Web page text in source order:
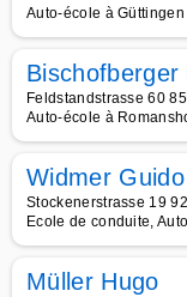
Auto-école à Güttingen
Bischofberger
Feldstandstrasse 60
Auto-école à
Widmer Guido
Stockenerstrasse 19
Ecole de conduite,
Müller Hugo